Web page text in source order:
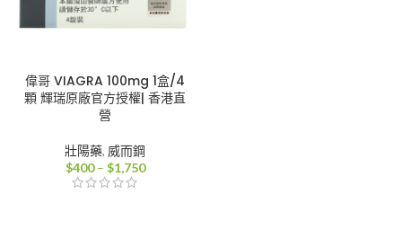
偉哥 VIAGRA 100mg 1盒/4
顆 輝瑞原廠官方授權| 香港直
營
壯陽藥, 威而鋼
$400 – $1,750價